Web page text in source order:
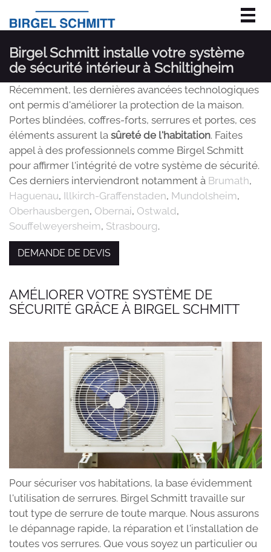
Birgel Schmitt installe votre système
de sécurité intérieur à Schiltigheim
Récemment, les dernières avancées technologiques
ont permis d'améliorer la protection de la maison.
Portes blindées, coffres-forts, serrures et portes, ces
éléments assurent la sûreté de l'habitation. Faites
appel à des professionnels comme Birgel Schmitt
pour affirmer l'intégrité de votre système de sécurité.
Ces derniers interviendront notamment à Brumath,
Haguenau, Illkirch-Graffenstaden, Mundolsheim,
Oberhausbergen, Obernai, Ostwald,
Souffelweyersheim, Strasbourg.
DEMANDE DE DEVIS
AMÉLIORER VOTRE SYSTÈME DE
SÉCURITÉ GRÂCE À BIRGEL SCHMITT
Pour sécuriser vos habitations, la base évidemment
l'utilisation de serrures. Birgel Schmitt travaille sur
tout type de serrure de toute marque. Nous assurons
le dépannage rapide, la réparation et l'installation de
toutes vos serrures. Que vous soyez un particulier ou